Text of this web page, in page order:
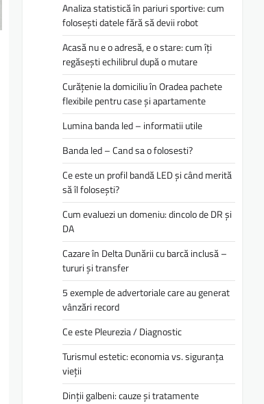
Analiza statistică în pariuri sportive: cum
folosești datele fără să devii robot
Acasă nu e o adresă, e o stare: cum îți
regăsești echilibrul după o mutare
Curățenie la domiciliu în Oradea pachete
flexibile pentru case și apartamente
Lumina banda led – informatii utile
Banda led – Cand sa o folosesti?
Ce este un profil bandă LED și când merită
să îl folosești?
Cum evaluezi un domeniu: dincolo de DR și
DA
Cazare în Delta Dunării cu barcă inclusă –
tururi și transfer
5 exemple de advertoriale care au generat
vânzări record
Ce este Pleurezia / Diagnostic
Turismul estetic: economia vs. siguranța
vieții
Dinții galbeni: cauze și tratamente